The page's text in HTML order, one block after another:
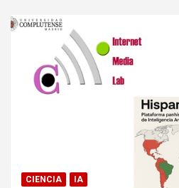
CIENCIA IA